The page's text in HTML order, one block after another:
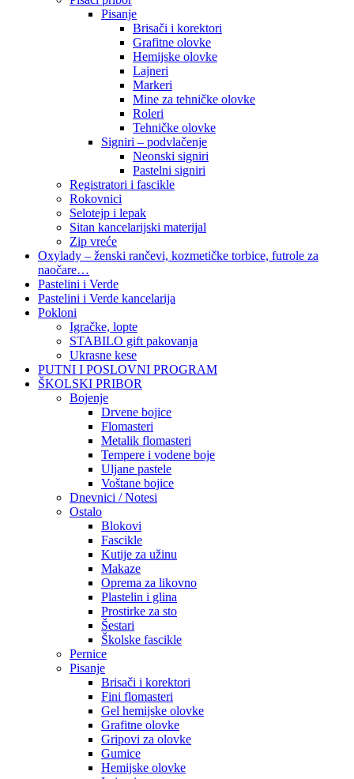
Pisanje
Brisači i korektori
Grafitne olovke
Hemijske olovke
Lajneri
Markeri
Mine za tehničke olovke
Roleri
Tehničke olovke
Signiri – podvlačenje
Neonski signiri
Pastelni signiri
Registratori i fascikle
Rokovnici
Selotejp i lepak
Sitan kancelarijski materijal
Zip vreće
Oxylady – ženski rančevi, kozmetičke torbice, futrole za
naočare…
Pastelini i Verde
Pastelini i Verde kancelarija
Pokloni
Igračke, lopte
STABILO gift pakovanja
Ukrasne kese
PUTNI I POSLOVNI PROGRAM
ŠKOLSKI PRIBOR
Bojenje
Drvene bojice
Flomasteri
Metalik flomasteri
Tempere i vodene boje
Uljane pastele
Voštane bojice
Dnevnici / Notesi
Ostalo
Blokovi
Fascikle
Kutije za užinu
Makaze
Oprema za likovno
Plastelin i glina
Prostirke za sto
Šestari
Školske fascikle
Pernice
Pisanje
Brisači i korektori
Fini flomasteri
Gel hemijske olovke
Grafitne olovke
Gripovi za olovke
Gumice
Hemijske olovke